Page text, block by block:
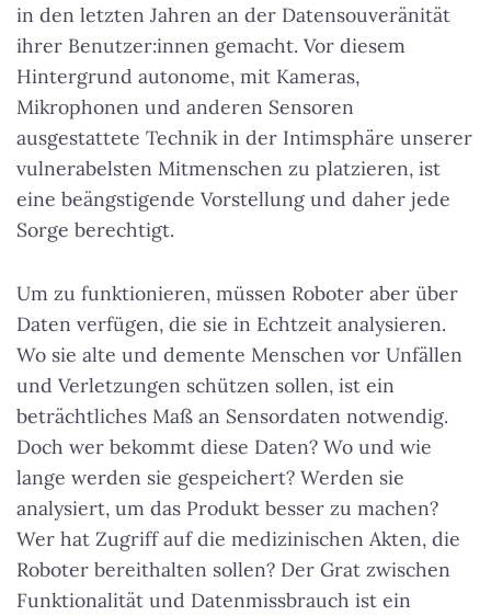
in den letzten Jahren an der Datensouveränität
ihrer Benutzer:innen gemacht. Vor diesem
Hintergrund autonome, mit Kameras,
Mikrophonen und anderen Sensoren
ausgestattete Technik in der Intimsphäre unserer
vulnerabelsten Mitmenschen zu platzieren, ist
eine beängstigende Vorstellung und daher jede
Sorge berechtigt.
Um zu funktionieren, müssen Roboter aber über
Daten verfügen, die sie in Echtzeit analysieren.
Wo sie alte und demente Menschen vor Unfällen
und Verletzungen schützen sollen, ist ein
beträchtliches Maß an Sensordaten notwendig.
Doch wer bekommt diese Daten? Wo und wie
lange werden sie gespeichert? Werden sie
analysiert, um das Produkt besser zu machen?
Wer hat Zugriff auf die medizinischen Akten, die
Roboter bereithalten sollen? Der Grat zwischen
Funktionalität und Datenmissbrauch ist ein